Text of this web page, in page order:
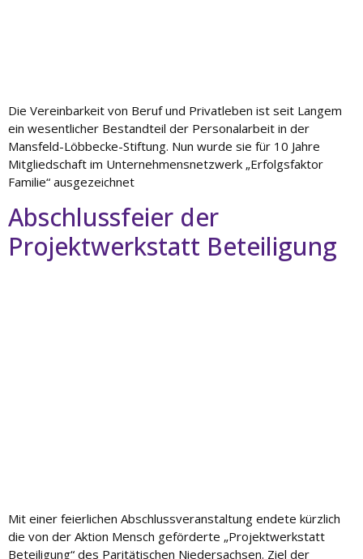
Die Vereinbarkeit von Beruf und Privatleben ist seit Langem
ein wesentlicher Bestandteil der Personalarbeit in der
Mansfeld-Löbbecke-Stiftung. Nun wurde sie für 10 Jahre
Mitgliedschaft im Unternehmensnetzwerk „Erfolgsfaktor
Familie“ ausgezeichnet
Abschlussfeier der
Projektwerkstatt Beteiligung
Mit einer feierlichen Abschlussveranstaltung endete kürzlich
die von der Aktion Mensch geförderte „Projektwerkstatt
Beteiligung“ des Paritätischen Niedersachsen. Ziel der